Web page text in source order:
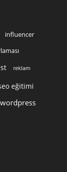
influencer
reklam
eğitimi
wordpress